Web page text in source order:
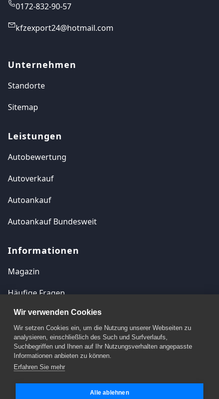
0172-832-90-57
kfzexport24@hotmail.com
Unternehmen
Standorte
Sitemap
Leistungen
Autobewertung
Autoverkauf
Autoankauf
Autoankauf Bundesweit
Informationen
Magazin
Häufige Fragen
Kontakt
Impressum
Datenschutzerklärung
Wir verwenden Cookies
Wir setzen Cookies ein, um die Nutzung unserer Webseiten zu
analysieren, einschließlich des Such und Surfverlaufs,
Suchbegriffen und Ihnen auf Ihr Nutzungsverhalten angepasste
Informationen anbieten zu können.
Erfahren Sie mehr
Alle ablehnen